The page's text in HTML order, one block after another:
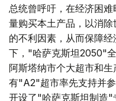
总统曾呼吁，在经济困
量购买本土产品，以消
的不利因素，从而保障
下，"哈萨克斯坦2050"
阿斯塔纳市个大超市和
有"A2"超市率先支持并
开设了"哈萨克斯坦制造"